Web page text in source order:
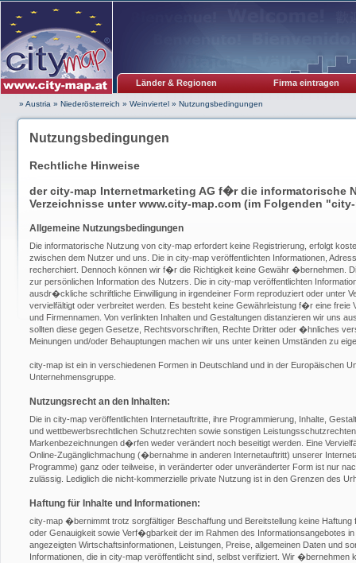
Länder & Regionen Firma eintragen
» Austria » Niederösterreich » Weinviertel » Nutzungsbedingungen
Nutzungsbedingungen
Rechtliche Hinweise
der city-map Internetmarketing AG f�r die informatorische
Verzeichnisse unter www.city-map.com (im Folgenden
Allgemeine Nutzungsbedingungen
Die informatorische Nutzung von city-map erfordert keine Registrierung, erfolgt
zwischen dem Nutzer und uns. Die in city-map veröffentlichten Informationen,
recherchiert. Dennoch können wir f�r die Richtigkeit keine Gewähr �bernehmen.
zur persönlichen Information des Nutzers. Die in city-map veröffentlichten
ausdr�ckliche schriftliche Einwilligung in irgendeiner Form reproduziert oder unter
vervielfältigt oder verbreitet werden. Es besteht keine Gewährleistung f�r eine freie
und Firmennamen. Von verlinkten Inhalten und Gestaltungen distanzieren wir uns
sollten diese gegen Gesetze, Rechtsvorschriften, Rechte Dritter oder �hnliches
Meinungen und/oder Behauptungen machen wir uns unter keinen Umständen zu
city-map ist ein in verschiedenen Formen in Deutschland und in der Europäischen
Unternehmensgruppe.
Nutzungsrecht an den Inhalten:
Die in city-map veröffentlichten Internetauftritte, ihre Programmierung, Inhalte,
und wettbewerbsrechtlichen Schutzrechten sowie sonstigen
Markenbezeichnungen d�rfen weder verändert noch beseitigt werden. Eine
Online-Zugänglichmachung (�bernahme in anderen Internetauftritt) unserer
Programme) ganz oder teilweise, in veränderter oder unveränderter Form ist nur
zulässig. Lediglich die nicht-kommerzielle private Nutzung ist in den Grenzen des
Haftung für Inhalte und Informationen:
city-map �bernimmt trotz sorgfältiger Beschaffung und Bereitstellung keine
oder Genauigkeit sowie Verf�gbarkeit der im Rahmen des Informationsangebotes
angezeigten Wirtschaftsinformationen, Leistungen, Preise, allgemeinen Daten und
Informationen, die in city-map veröffentlicht sind, selbst verifiziert. Wir �bernehmen